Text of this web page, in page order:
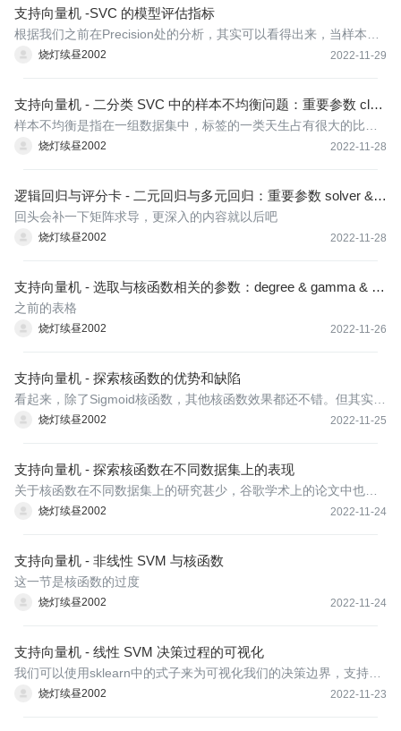
就是
支持向量机 -SVC 的模型评估指标
烧灯续昼2002 2022-11-29
根据我们之前在Precision处的分析，其实可以看得出来，当样本均
衡过后，假正率会更高，因为有更多紫色点被判断错误，而样本均
支持向量机 - 二分类 SVC 中的样本不均衡问题：重要参数 clas
s_weight
烧灯续昼2002 2022-11-28
样本不均衡是指在一组数据集中，标签的一类天生占有很大的比
例，但我们有着捕捉出某种特定的分类的需求的状况。比如，我们
目标是要捕
逻辑回归与评分卡 - 二元回归与多元回归：重要参数 solver &
multi_class & class_weight
烧灯续昼2002 2022-11-28
回头会补一下矩阵求导，更深入的内容就以后吧
支持向量机 - 选取与核函数相关的参数：degree & gamma & co
ef0
烧灯续昼2002 2022-11-26
之前的表格
支持向量机 - 探索核函数的优势和缺陷
烧灯续昼2002 2022-11-25
看起来，除了Sigmoid核函数，其他核函数效果都还不错。但其实rb
f和poly都有自己的弊端，我们使用乳腺癌数据集作为例子来展示一
支持向量机 - 探索核函数在不同数据集上的表现
烧灯续昼2002 2022-11-24
关于核函数在不同数据集上的研究甚少，谷歌学术上的论文中也没
有几篇是研究核函数在SVM中的运用的，更多的是关于核函数在深
不同数据
支持向量机 - 非线性 SVM 与核函数
烧灯续昼2002 2022-11-24
这一节是核函数的过度
支持向量机 - 线性 SVM 决策过程的可视化
烧灯续昼2002 2022-11-23
我们可以使用sklearn中的式子来为可视化我们的决策边界，支持向
量，以及决策边界平行的两个超平面。